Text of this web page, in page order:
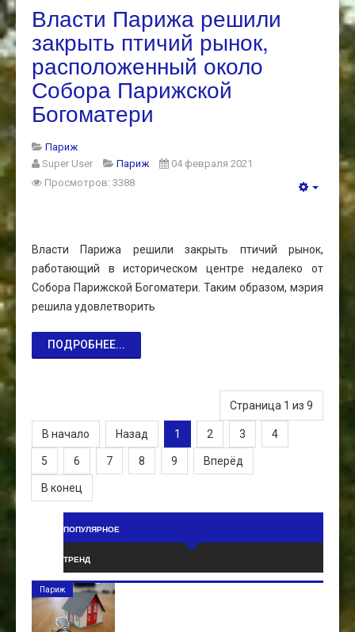
Власти Парижа решили
закрыть птичий рынок,
расположенный около
Собора Парижской
Богоматери
Париж
Super User
Париж
04 февраля 2021
Просмотров: 3388
Власти Парижа решили закрыть птичий рынок,
работающий в историческом центре недалеко от
Собора Парижской Богоматери. Таким образом, мэрия
решила удовлетворить
ПОДРОБНЕЕ...
Страница 1 из 9
В начало Назад 1 2 3 4
5 6 7 8 9 Вперёд
В конец
ПОПУЛЯРНОЕ
ТРЕНД
Париж